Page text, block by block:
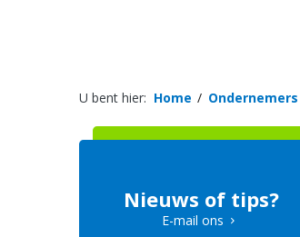
U bent hier: Home Ondernemers
Nieuws of tips?
E-mail ons